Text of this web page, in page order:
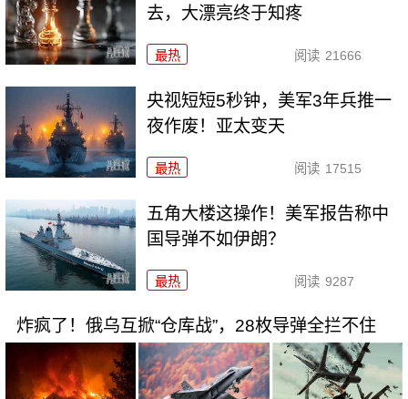
去，大漂亮终于知疼
最热 阅读 21666
央视短短5秒钟，美军3年兵推一
夜作废！亚太变天
最热 阅读 17515
五角大楼这操作！美军报告称中
国导弹不如伊朗？
最热 阅读 9287
炸疯了！俄乌互掀“仓库战”，28枚导弹全拦不住